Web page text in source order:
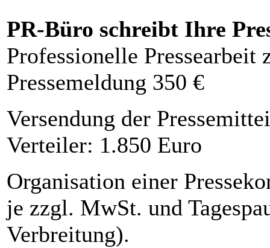
PR-Büro schreibt Ihre
Professionelle Pressearbeit
Pressemeldung 350 €
Versendung der
Verteiler: 1.850 Euro
Organisation einer
je zzgl. MwSt. und
Verbreitung).